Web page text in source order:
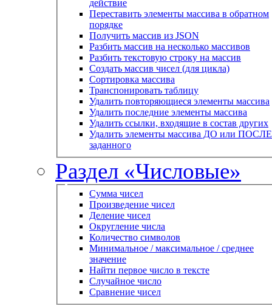
действие
Переставить элементы массива в обратном
порядке
Получить массив из JSON
Разбить массив на несколько массивов
Разбить текстовую строку на массив
Создать массив чисел (для цикла)
Сортировка массива
Транспонировать таблицу
Удалить повторяющиеся элементы массива
Удалить последние элементы массива
Удалить ссылки, входящие в состав других
Удалить элементы массива ДО или ПОСЛЕ
заданного
Раздел «Числовые»
Сумма чисел
Произведение чисел
Деление чисел
Округление числа
Количество символов
Минимальное / максимальное / среднее
значение
Найти первое число в тексте
Случайное число
Сравнение чисел